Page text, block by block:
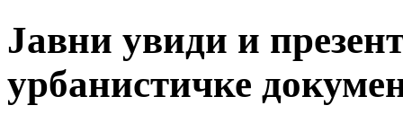
Јавни увиди и
урбанистичке